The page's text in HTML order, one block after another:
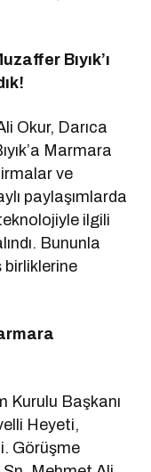
Bıyık’ı
Okur, Darıca
Marmara
ve
paylaşımlarda
ilgili
Bununla
birliklerine
Kurulu Başkanı
Heyeti,
Görüşme